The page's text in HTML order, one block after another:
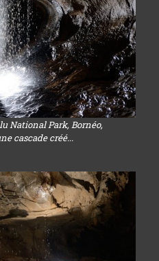
National Park, Bornéo,
cascade créé...